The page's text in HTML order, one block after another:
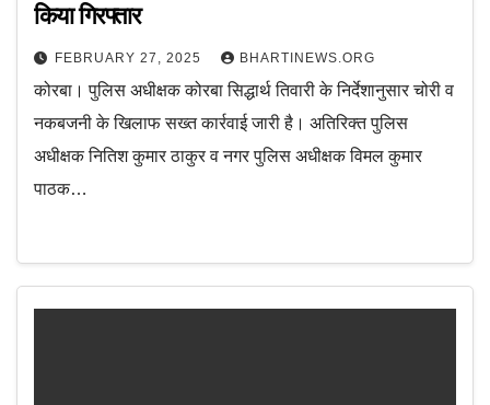
किया गिरफ्तार
FEBRUARY 27, 2025 BHARTINEWS.ORG
कोरबा। पुलिस अधीक्षक कोरबा सिद्धार्थ तिवारी के निर्देशानुसार चोरी व
नकबजनी के खिलाफ सख्त कार्रवाई जारी है। अतिरिक्त पुलिस
अधीक्षक नितिश कुमार ठाकुर व नगर पुलिस अधीक्षक विमल कुमार
पाठक…